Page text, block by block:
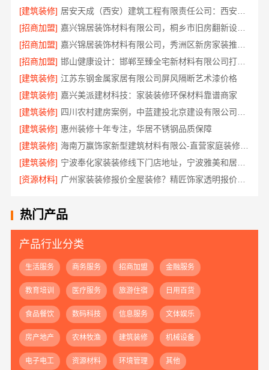
[建筑装修]
[招商加盟]
嘉兴锦居装饰材料有限公司，桐乡市旧房翻新设计口碑
[招商加盟]
[招商加盟]
邯山健康设计：邯郸至臻全宅新材料有限公司打造无醛生活
[建筑装修] 江苏东钢金属家居有限公司屏风隔断艺术漆价格
[建筑装修] 嘉兴美派建材科技：家装装修环保材料靠谱商家
[建筑装修]
[建筑装修] 惠州装修十年专注，华居不锈钢品质保障
[建筑装修]
海南万赢饰家新型建筑材料有限公-直营家庭装修成本管控
[建筑装修]
[资源材料]
广州家装装修报价全屋装修？精匠饰家透明报价零增项
热门产品
产品行业分类
生活服务 商务服务 招商加盟 金融服务
教育培训 医疗服务 旅游住宿 日用百货
食品餐饮 数码科技 信息服务 文体娱乐
房产地产 农林牧渔 建筑装修 机械设备
电子电工 资源材料 环境管理 其他